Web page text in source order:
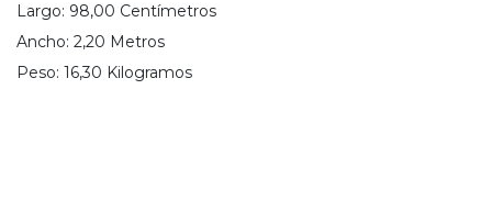
Largo: 98,00 Centímetros
Ancho: 2,20 Metros
Peso: 16,30 Kilogramos